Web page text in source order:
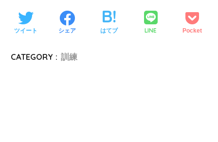
ツイート シェア はてブ LINE Pocket
CATEGORY : 訓練